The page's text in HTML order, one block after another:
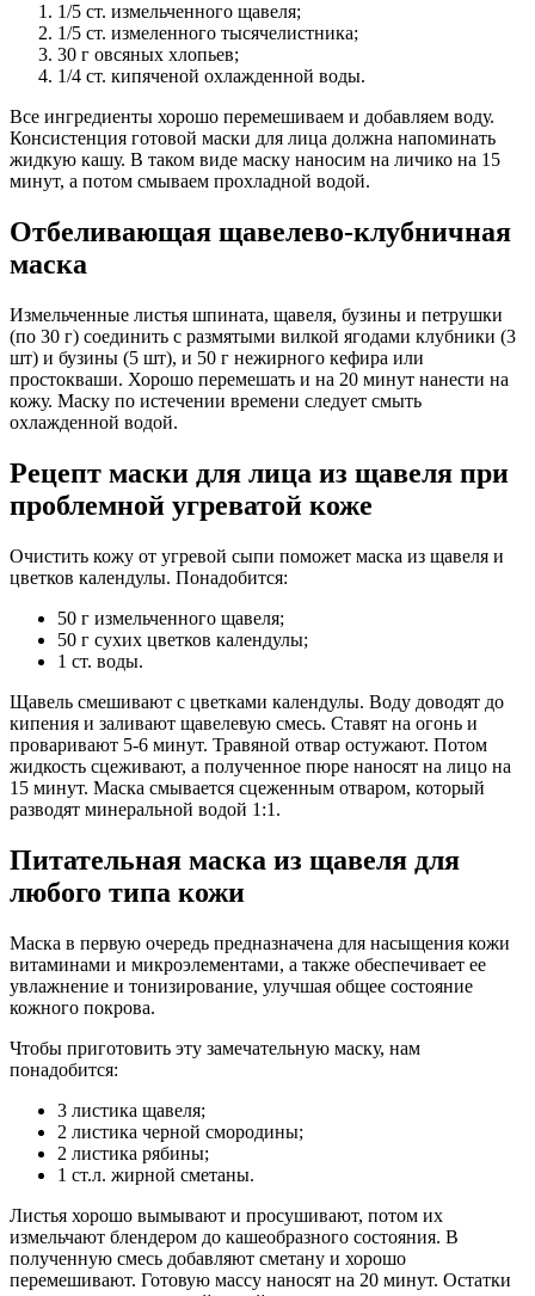
1/5 ст. измельченного щавеля;
1/5 ст. измеленного тысячелистника;
30 г овсяных хлопьев;
1/4 ст. кипяченой охлажденной воды.
Все ингредиенты хорошо перемешиваем и добавляем воду.
Консистенция готовой маски для лица должна напоминать
жидкую кашу. В таком виде маску наносим на личико на 15
минут, а потом смываем прохладной водой.
Отбеливающая щавелево-клубничная
маска
Измельченные листья шпината, щавеля, бузины и петрушки
(по 30 г) соединить с размятыми вилкой ягодами клубники (3
шт) и бузины (5 шт), и 50 г нежирного кефира или
простокваши. Хорошо перемешать и на 20 минут нанести на
кожу. Маску по истечении времени следует смыть
охлажденной водой.
Рецепт маски для лица из щавеля при
проблемной угреватой коже
Очистить кожу от угревой сыпи поможет маска из щавеля и
цветков календулы. Понадобится:
50 г измельченного щавеля;
50 г сухих цветков календулы;
1 ст. воды.
Щавель смешивают с цветками календулы. Воду доводят до
кипения и заливают щавелевую смесь. Ставят на огонь и
проваривают 5-6 минут. Травяной отвар остужают. Потом
жидкость сцеживают, а полученное пюре наносят на лицо на
15 минут. Маска смывается сцеженным отваром, который
разводят минеральной водой 1:1.
Питательная маска из щавеля для
любого типа кожи
Маска в первую очередь предназначена для насыщения кожи
витаминами и микроэлементами, а также обеспечивает ее
увлажнение и тонизирование, улучшая общее состояние
кожного покрова.
Чтобы приготовить эту замечательную маску, нам
понадобится:
3 листика щавеля;
2 листика черной смородины;
2 листика рябины;
1 ст.л. жирной сметаны.
Листья хорошо вымывают и просушивают, потом их
измельчают блендером до кашеобразного состояния. В
полученную смесь добавляют сметану и хорошо
перемешивают. Готовую массу наносят на 20 минут. Остатки